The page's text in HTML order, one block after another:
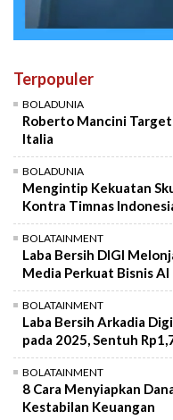
Terpopuler
BOLADUNIA
Roberto Mancini
Italia
BOLADUNIA
Mengintip Kekuatan
Kontra Timnas
BOLATAINMENT
Laba Bersih DIGI
Media Perkuat Bisnis
BOLATAINMENT
Laba Bersih Arkadia
pada 2025, Sentuh
BOLATAINMENT
8 Cara Menyiapkan
Kestabilan Keuangan